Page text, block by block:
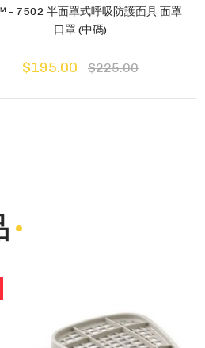
- 7502 半面罩式呼吸防護面具 面罩
口罩 (中碼)
$195.00 $225.00